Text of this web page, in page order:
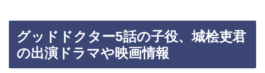
グッドドクター5話の子役、城桧吏君
の出演ドラマや映画情報